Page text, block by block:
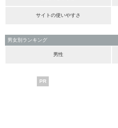
サイトの使いやすさ
男女別ランキング
男性
PR